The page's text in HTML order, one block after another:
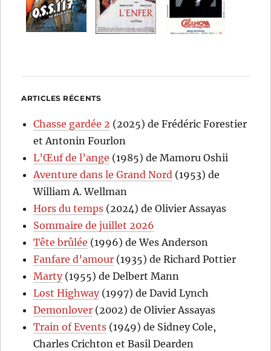
ARTICLES RÉCENTS
Chasse gardée 2 (2025) de Frédéric Forestier
et Antonin Fourlon
L’Œuf de l’ange (1985) de Mamoru Oshii
Aventure dans le Grand Nord (1953) de
William A. Wellman
Hors du temps (2024) de Olivier Assayas
Sommaire de juillet 2026
Tête brûlée (1996) de Wes Anderson
Fanfare d’amour (1935) de Richard Pottier
Marty(1955) de Delbert Mann
Lost Highway(1997) de David Lynch
Demonlover (2002) de Olivier Assayas
Train of Events (1949) de Sidney Cole,
Charles Crichton et Basil Dearden